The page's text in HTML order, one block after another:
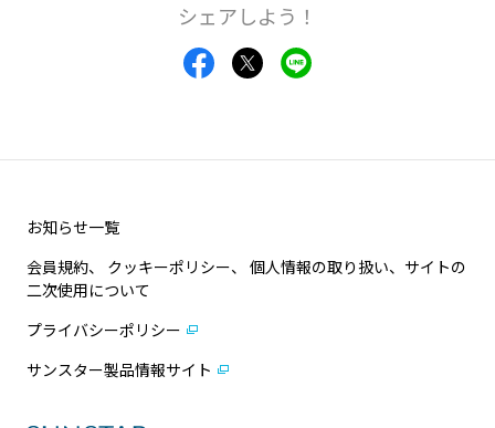
シェアしよう！
お知らせ一覧
会員規約、 クッキーポリシー、 個人情報の取り扱い、サイトの
二次使用について
プライバシーポリシー
サンスター製品情報サイト